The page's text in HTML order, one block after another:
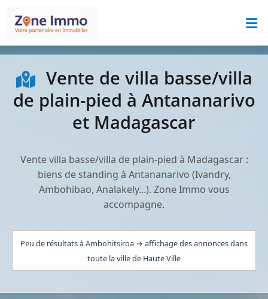
Vente de villa basse/villa
de plain-pied à Antananarivo
et Madagascar
Vente villa basse/villa de plain-pied à Madagascar :
biens de standing à Antananarivo (Ivandry,
Ambohibao, Analakely...). Zone Immo vous
accompagne.
Peu de résultats à Ambohitsiroa → affichage des annonces dans
toute la ville de Haute Ville